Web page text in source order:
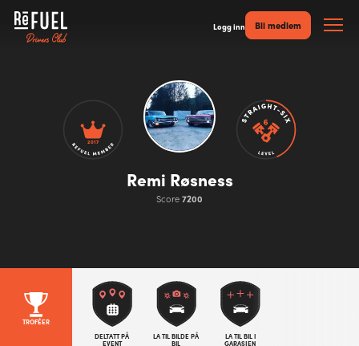
Logg inn Bli medlem
2017
Remi Røsness
Score7200
TROFÉER
DELTATT PÅ
EVENT
LA TIL BILDE PÅ
BIL
LA TIL BIL I
GARASJEN